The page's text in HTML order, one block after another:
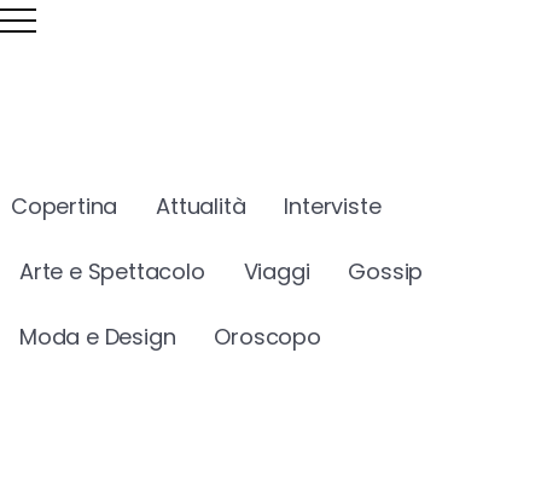
Copertina Attualità Interviste
Arte e Spettacolo Viaggi Gossip
Moda e Design Oroscopo